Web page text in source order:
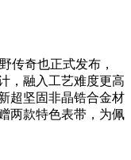
传奇也正式发布，
，融入工艺难度更高
超坚固非晶锆合金材
两款特色表带，为佩